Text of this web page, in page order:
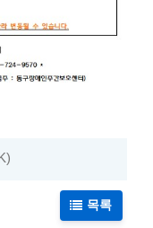
목록